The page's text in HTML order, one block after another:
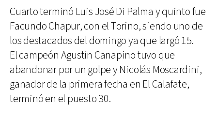
Cuarto terminó Luis José Di Palma y quinto fue
Facundo Chapur, con el Torino, siendo uno de
los destacados del domingo ya que largó 15.
El campeón Agustín Canapino tuvo que
abandonar por un golpe y Nicolás Moscardini,
ganador de la primera fecha en El Calafate,
terminó en el puesto 30.